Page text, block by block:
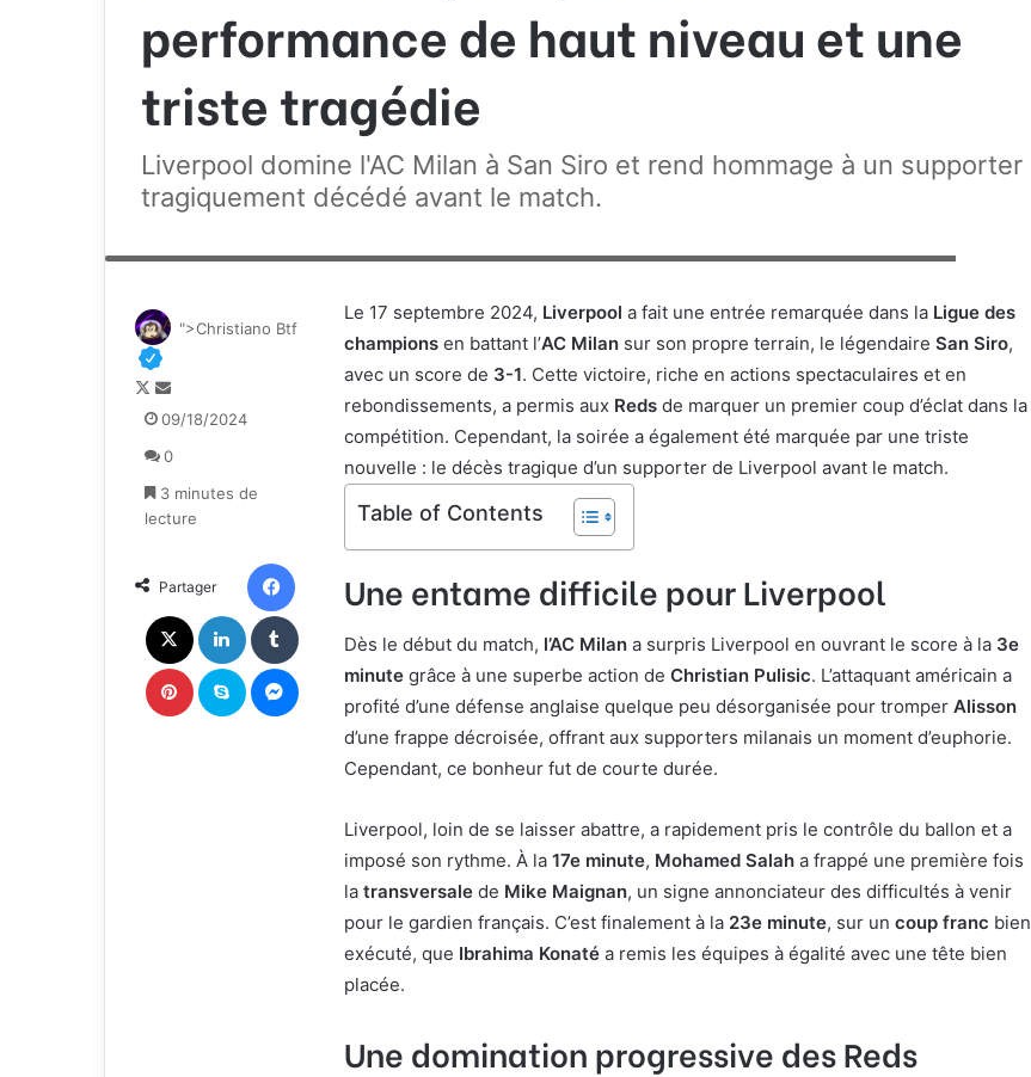
performance de haut niveau et une
triste tragédie
Liverpool domine l'AC Milan à San Siro et rend hommage à un supporter
tragiquement décédé avant le match.
Le 17 septembre 2024, Liverpool a fait une entrée remarquée dans la Ligue des
champions en battant l’AC Milan sur son propre terrain, le légendaire San Siro,
avec un score de 3-1. Cette victoire, riche en actions spectaculaires et en
rebondissements, a permis aux Reds de marquer un premier coup d’éclat dans la
compétition. Cependant, la soirée a également été marquée par une triste
nouvelle : le décès tragique d’un supporter de Liverpool avant le match.
Table of Contents
Une entame difficile pour Liverpool
Dès le début du match, l’AC Milan a surpris Liverpool en ouvrant le score à la 3e
minute grâce à une superbe action de Christian Pulisic. L’attaquant américain a
profité d’une défense anglaise quelque peu désorganisée pour tromper Alisson
d’une frappe décroisée, offrant aux supporters milanais un moment d’euphorie.
Cependant, ce bonheur fut de courte durée.
Liverpool, loin de se laisser abattre, a rapidement pris le contrôle du ballon et a
imposé son rythme. À la 17e minute, Mohamed Salah a frappé une première fois
la transversale de Mike Maignan, un signe annonciateur des difficultés à venir
pour le gardien français. C’est finalement à la 23e minute, sur un coup franc bien
exécuté, que Ibrahima Konaté a remis les équipes à égalité avec une tête bien
placée.
Une domination progressive des Reds
">Christiano Btf
F
o
l
o
w
X
n
o
y
e
n
c
o
u
r
r
09/18/2024
0
3 minutes de
lecture
Partager